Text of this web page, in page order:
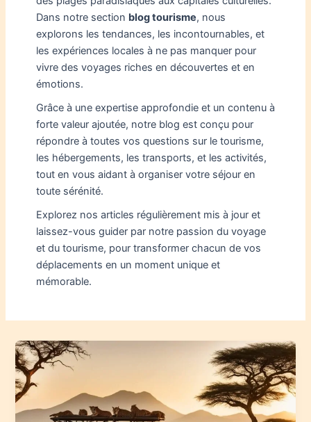
Dans notre section blog tourisme, nous
explorons les tendances, les incontournables, et
les expériences locales à ne pas manquer pour
vivre des voyages riches en découvertes et en
émotions.
Grâce à une expertise approfondie et un contenu à
forte valeur ajoutée, notre blog est conçu pour
répondre à toutes vos questions sur le tourisme,
les hébergements, les transports, et les activités,
tout en vous aidant à organiser votre séjour en
toute sérénité.
Explorez nos articles régulièrement mis à jour et
laissez-vous guider par notre passion du voyage
et du tourisme, pour transformer chacun de vos
déplacements en un moment unique et
mémorable.